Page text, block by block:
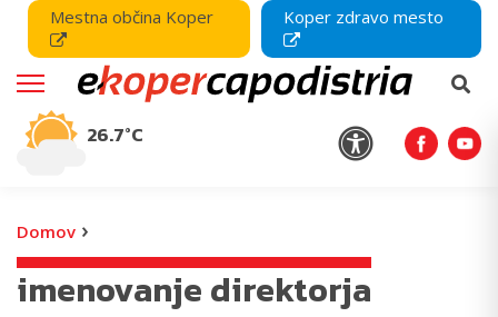
Mestna občina Koper Koper zdravo mesto
26.7°C
Domov ›
imenovanje direktorja